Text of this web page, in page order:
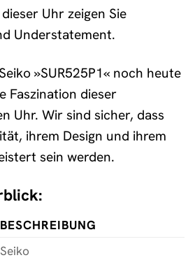
Uhr zeigen Sie
Understatement.
»SUR525P1« noch heute
Faszination dieser
Uhr. Wir sind sicher, dass
ihrem Design und ihrem
sein werden.
BESCHREIBUNG
Seiko